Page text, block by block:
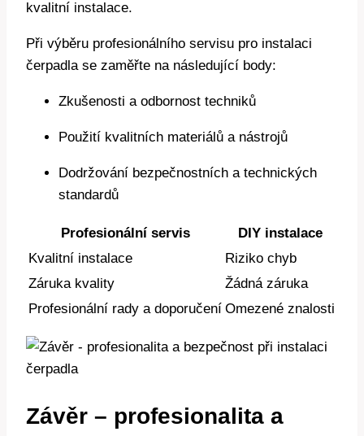
kvalitní instalace.
Při výběru profesionálního servisu pro instalaci
čerpadla se zaměřte na následující body:
Zkušenosti a odbornost techniků
Použití kvalitních materiálů a nástrojů
Dodržování bezpečnostních a technických
standardů
Profesionální servis
DIY instalace
Kvalitní instalace
Riziko chyb
Záruka kvality
Žádná záruka
Profesionální rady a doporučení Omezené znalosti
Závěr – profesionalita a